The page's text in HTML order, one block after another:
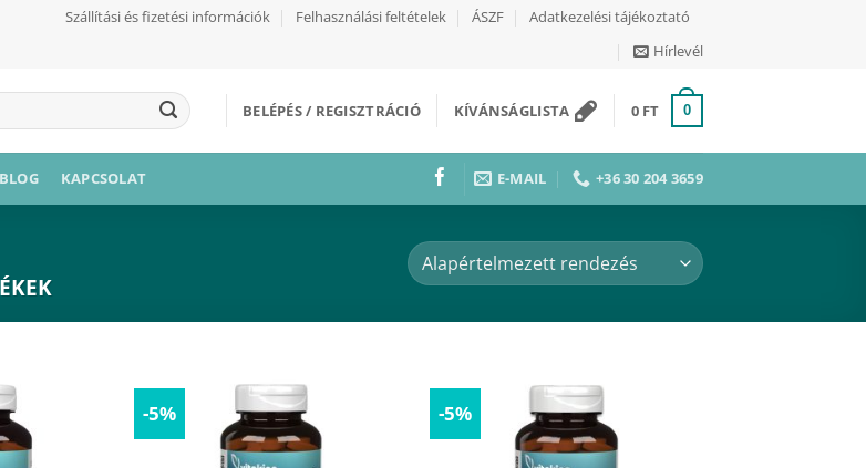
Szállítási és fizetési információk Felhasználási feltételek ÁSZF
Adatkezelési tájékoztató
Hírlevél
BELÉPÉS / REGISZTRÁCIÓ KÍVÁNSÁGLISTA 0 FT 0
BLOG KAPCSOLAT E-MAIL +36 30 204 3659
-5% Kívánságaimhoz -5% Kívánságaimhoz